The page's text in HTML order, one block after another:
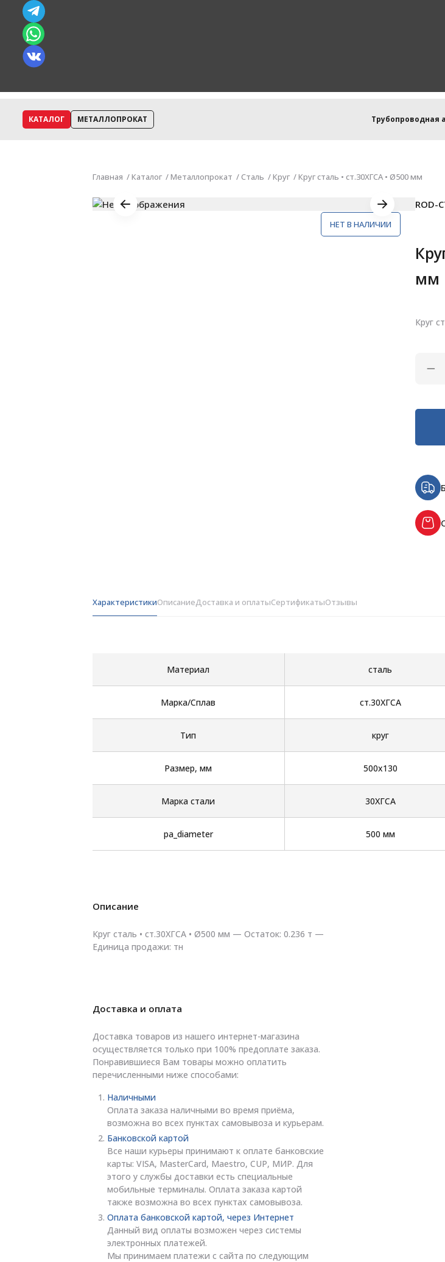
КАТАЛОГ МЕТАЛЛОПРОКАТ Трубопроводная
Главная Каталог Металлопрокат Сталь Круг Круг сталь • ст.30ХГСА • Ø500 мм
НЕТ В НАЛИЧИИ
ROD-
мм
Круг
ХарактеристикиОписаниеДоставка и оплатыСертификатыОтзывы
Материал сталь
Марка/Сплав ст.30ХГСА
Тип круг
Размер, мм 500х130
Марка стали 30ХГСА
pa_diameter 500 мм
Описание
Круг сталь • ст.30ХГСА • Ø500 мм — Остаток: 0.236 т —
Единица продажи: тн
Доставка и оплата
Доставка товаров из нашего интернет-магазина
осуществляется только при 100% предоплате заказа.
Понравившиеся Вам товары можно оплатить
перечисленными ниже способами:
Наличными
Оплата заказа наличными во время приёма,
возможна во всех пунктах самовывоза и курьерам.
Банковской картой
Все наши курьеры принимают к оплате банковские
карты: VISA, MasterCard, Maestro, CUP, МИР. Для
этого у службы доставки есть специальные
мобильные терминалы. Оплата заказа картой
также возможна во всех пунктах самовывоза.
Оплата банковской картой, через Интернет
Данный вид оплаты возможен через системы
электронных платежей.
Мы принимаем платежи с сайта по следующим